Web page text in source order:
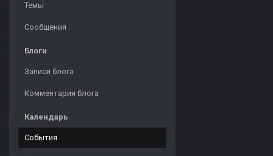
Темы
Сообщения
Блоги
Записи блога
Комментарии блога
Календарь
События